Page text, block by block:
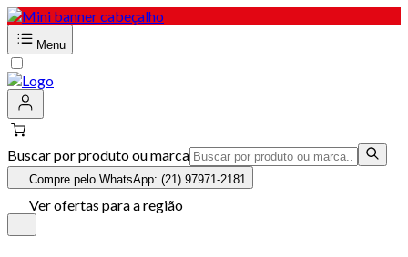
Menu
Buscar por produto ou marca
Compre pelo WhatsApp: (21) 97971-2181
Ver ofertas para a região